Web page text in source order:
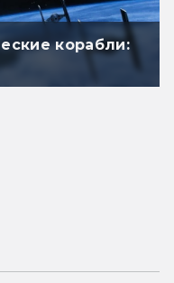
корабли: